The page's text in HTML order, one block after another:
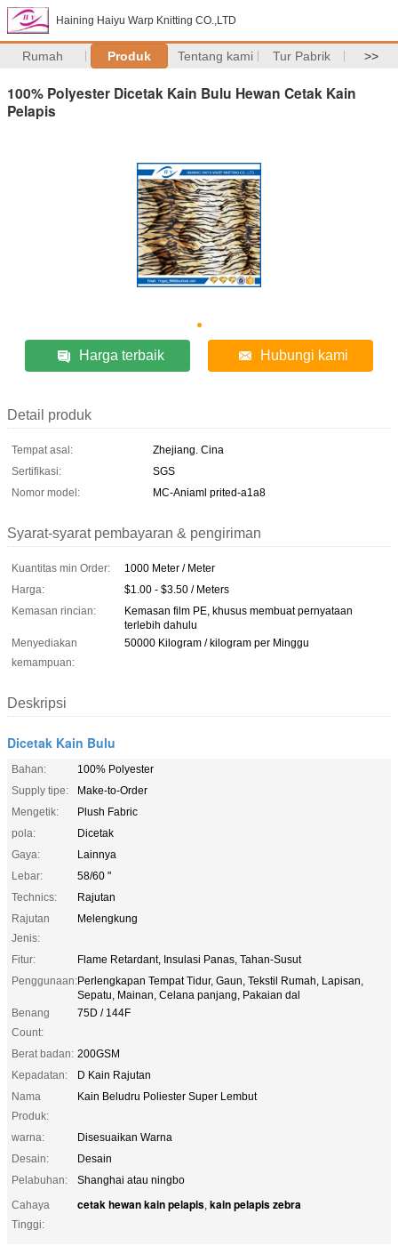
Haining Haiyu Warp Knitting CO.,LTD
Rumah Produk Tentang kami Tur Pabrik >>
100% Polyester Dicetak Kain Bulu Hewan Cetak Kain
Pelapis
Harga terbaik Hubungi kami
Detail produk
Tempat asal:
Zhejiang. Cina
Sertifikasi:
SGS
Nomor model:
MC-Aniaml prited-a1a8
Syarat-syarat pembayaran & pengiriman
Kuantitas min Order:
1000 Meter / Meter
Harga:
$1.00 - $3.50 / Meters
Kemasan rincian:
Kemasan film PE, khusus membuat pernyataan
terlebih dahulu
Menyediakan
kemampuan:
50000 Kilogram / kilogram per Minggu
Deskripsi
Dicetak Kain Bulu
Bahan:
100% Polyester
Supply tipe:
Make-to-Order
Mengetik:
Plush Fabric
pola:
Dicetak
Gaya:
Lainnya
Lebar:
58/60 "
Technics:
Rajutan
Rajutan
Jenis:
Melengkung
Fitur:
Flame Retardant, Insulasi Panas, Tahan-Susut
Penggunaan:Perlengkapan Tempat Tidur, Gaun, Tekstil Rumah, Lapisan,
Sepatu, Mainan, Celana panjang, Pakaian dal
Benang
Count:
75D / 144F
Berat badan: 200GSM
Kepadatan:
D Kain Rajutan
Nama
Produk:
Kain Beludru Poliester Super Lembut
warna:
Disesuaikan Warna
Desain:
Desain
Pelabuhan:
Shanghai atau ningbo
Cahaya
Tinggi:
cetak hewan kain pelapis, kain pelapis zebra